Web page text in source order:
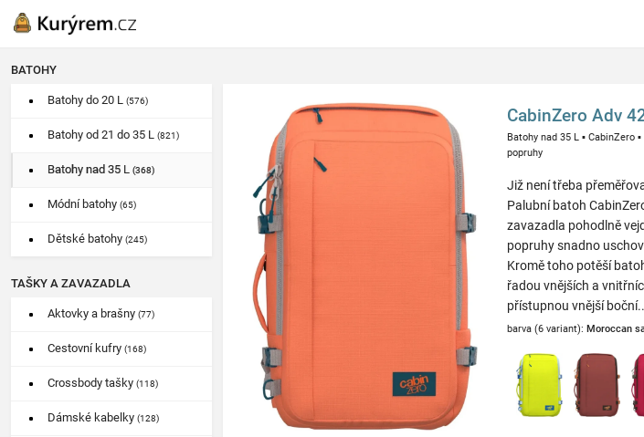
BATOHY
Batohy do 20 L (576)
Batohy od 21 do 35 L (821)
Batohy nad 35 L (368)
Módní batohy (65)
Dětské batohy (245)
TAŠKY A ZAVAZADLA
Aktovky a brašny (77)
Cestovní kufry (168)
Crossbody tašky (118)
Dámské kabelky (128)
CabinZero Adv
Batohy nad 35 L ▪CabinZero ▪
popruhy
Již není třeba
Palubní batoh
zavazadla pohodlně
popruhy snadno
Kromě toho potěší
řadou vnějších a
přístupnou vnější
barva (6 variant):Moroccan